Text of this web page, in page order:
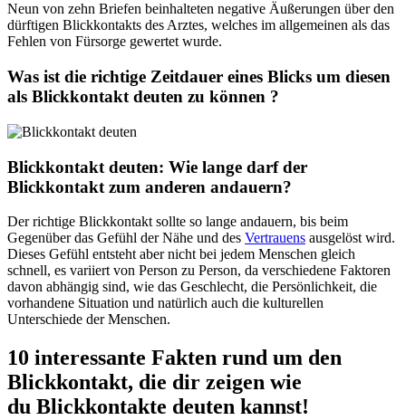
Neun von zehn Briefen beinhalteten negative Äußerungen über den
dürftigen Blickkontakts des Arztes, welches im allgemeinen als das
Fehlen von Fürsorge gewertet wurde.
Was ist die richtige Zeitdauer eines Blicks um diesen
als Blickkontakt deuten zu können ?
Blickkontakt deuten: Wie lange darf der
Blickkontakt zum anderen andauern?
Der richtige Blickkontakt sollte so lange andauern, bis beim
Gegenüber das Gefühl der Nähe und des Vertrauens ausgelöst wird.
Dieses Gefühl entsteht aber nicht bei jedem Menschen gleich
schnell, es variiert von Person zu Person, da verschiedene Faktoren
davon abhängig sind, wie das Geschlecht, die Persönlichkeit, die
vorhandene Situation und natürlich auch die kulturellen
Unterschiede der Menschen.
10 interessante Fakten rund um den
Blickkontakt, die dir zeigen wie
du Blickkontakte deuten kannst!